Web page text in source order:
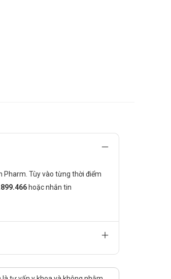
hoặc khi nghi ngờ do nhiễm
có dấu hiệu cải thiện thì nên ngừng
Pharm. Tùy vào từng thời điểm
hoặc nhắn tin